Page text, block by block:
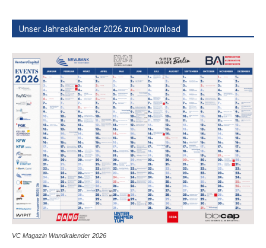
Unser Jahreskalender 2026 zum Download
VC Magazin Wandkalender 2026